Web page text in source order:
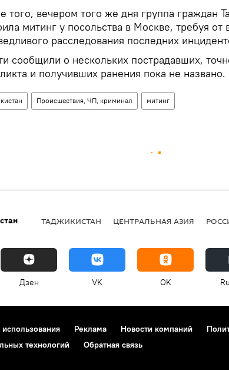
того, вечером того же дня группа граждан
митинг у посольства в Москве, требуя от
расследования последних
сообщили о нескольких пострадавших,
и получивших ранения пока не названо.
Происшествия, ЧП, криминал митинг
ТАДЖИКИСТАН ЦЕНТРАЛЬНАЯ АЗИЯ
Дзен VK OK
Реклама Новости компаний
технологий
Обратная связь